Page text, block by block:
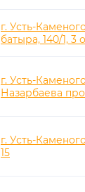
г. Усть-
батыра, 140/1, 3
г. Усть-
Назарбаева
г. Усть-
15